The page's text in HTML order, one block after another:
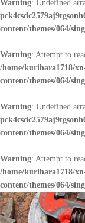
Warning: Undefined
content/themes/064/
Warning: Attempt to
/home/kurihara1718/
content/themes/064/
Warning: Undefined
content/themes/064/
Warning: Attempt to
/home/kurihara1718/
content/themes/064/